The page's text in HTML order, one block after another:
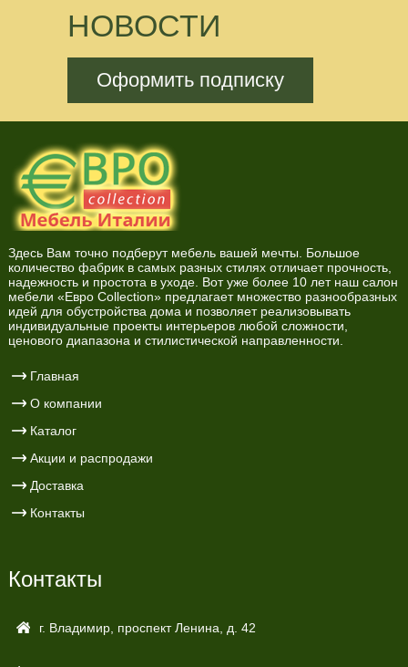
НОВОСТИ
Оформить подписку
Здесь Вам точно подберут мебель вашей мечты. Большое
количество фабрик в самых разных стилях отличает прочность,
надежность и простота в уходе. Вот уже более 10 лет наш салон
мебели «Евро Collection» предлагает множество разнообразных
идей для обустройства дома и позволяет реализовывать
индивидуальные проекты интерьеров любой сложности,
ценового диапазона и стилистической направленности.
Главная
О компании
Каталог
Акции и распродажи
Доставка
Контакты
Контакты
г. Владимир, проспект Ленина, д. 42